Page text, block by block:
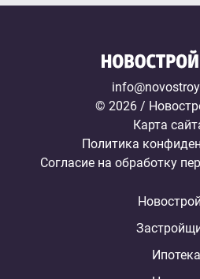
© 2026 /
Карта
Политика
Согласие на обработку
Ипотека